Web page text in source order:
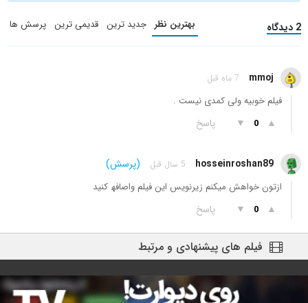
2 دیدگاه بهترین نظر جدید ترین قدیمی ترین پرسش ها
mmoj 7 ماه قبل
فیلم خوبیه ولی کمدی نیست .
▲
0
▼ پاسخ
hosseinroshan89 5 سال قبل (پرسش)
ازتون خواهش میکنم زیرنویس این فیلم واصافھ کنید
▲
0
▼ پاسخ
فیلم های پیشنهادی و مرتبط